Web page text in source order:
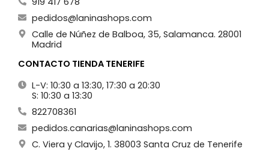
pedidos@laninashops.com
Calle de Núñez de Balboa, 35, Salamanca. 28001
Madrid
CONTACTO TIENDA TENERIFE
L-V: 10:30 a 13:30, 17:30 a 20:30
S: 10:30 a 13:30
822708361
pedidos.canarias@laninashops.com
C. Viera y Clavijo, 1. 38003 Santa Cruz de Tenerife